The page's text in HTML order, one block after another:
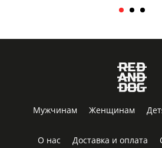
Мужчинам Женщинам
О нас Доставка и оплата